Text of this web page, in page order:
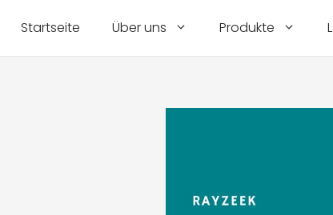
Startseite Über uns Produkte